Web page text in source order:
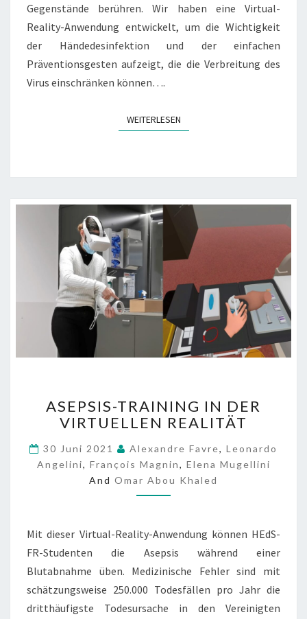
O
N
N
E
C
O
D
1
9
-
I
!
Gegenstände berühren. Wir haben eine Virtual-
Reality-Anwendung entwickelt, um die Wichtigkeit
der Händedesinfektion und der einfachen
Präventionsgesten aufzeigt, die die Verbreitung des
Virus einschränken können….
WEITERLESEN
S
E
S
I
S
-
R
I
N
I
N
ASEPSIS-TRAINING IN DER
VIRTUELLEN REALITÄT
30 Juni 2021 Alexandre Favre, Leonardo
Angelini, François Magnin, Elena Mugellini
And Omar Abou Khaled
Mit dieser Virtual-Reality-Anwendung können HEdS-
FR-Studenten die Asepsis während einer
Blutabnahme üben. Medizinische Fehler sind mit
schätzungsweise 250.000 Todesfällen pro Jahr die
dritthäufigste Todesursache in den Vereinigten